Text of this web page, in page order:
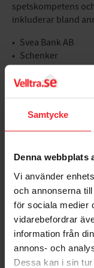
Samtycke
Denna webbplats
Vi använder
och annonserna
för sociala medier
vidarebefordrar
information från
annons- och
Dessa kan i sin
spetskompetens
inkluderar bland
Svea Bank AB
Schenker
DHL
VVSMAX.se
Nöjda kunder
På Velltra
strävar efter att ge
att ha fått många
plattformar,
Google Maps.
prisvärdhet. Ta en